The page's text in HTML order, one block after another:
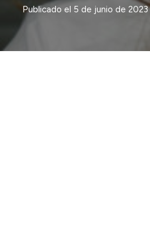
Publicado el 5 de junio de 2023